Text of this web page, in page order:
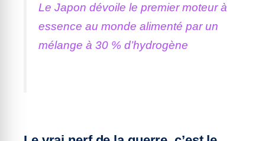
Le Japon dévoile le premier moteur à
essence au monde alimenté par un
mélange à 30 % d’hydrogène